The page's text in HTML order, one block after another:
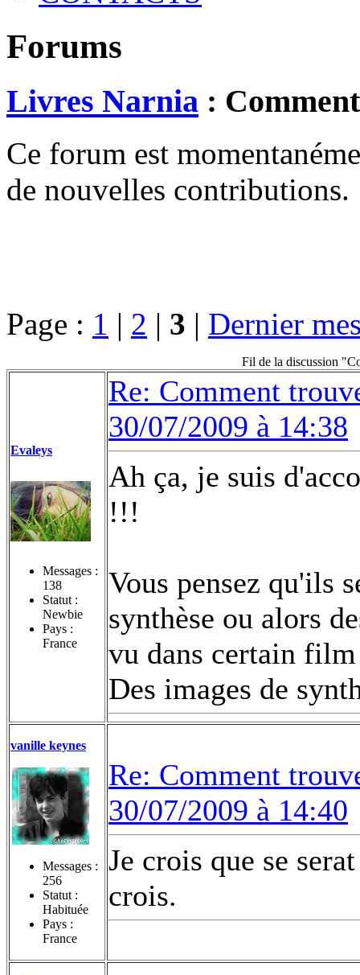
Forums
Livres Narnia :
Ce forum est
de nouvelles contributions.
Page : 1 | 2 | 3 | Dernier
Fil de la discussion
Evaleys
Messages :
138
Statut :
Newbie
Pays :
France
Re: Comment
30/07/2009 à 14:38
Ah ça, je suis
!!!
Vous pensez qu'ils
synthèse ou alors
vu dans certain film
Des images de
vanille keynes
Messages :
256
Statut :
Habituée
Pays :
France
Re: Comment
30/07/2009 à 14:40
Je crois que se
crois.